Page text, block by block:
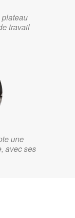
travail
une
avec ses